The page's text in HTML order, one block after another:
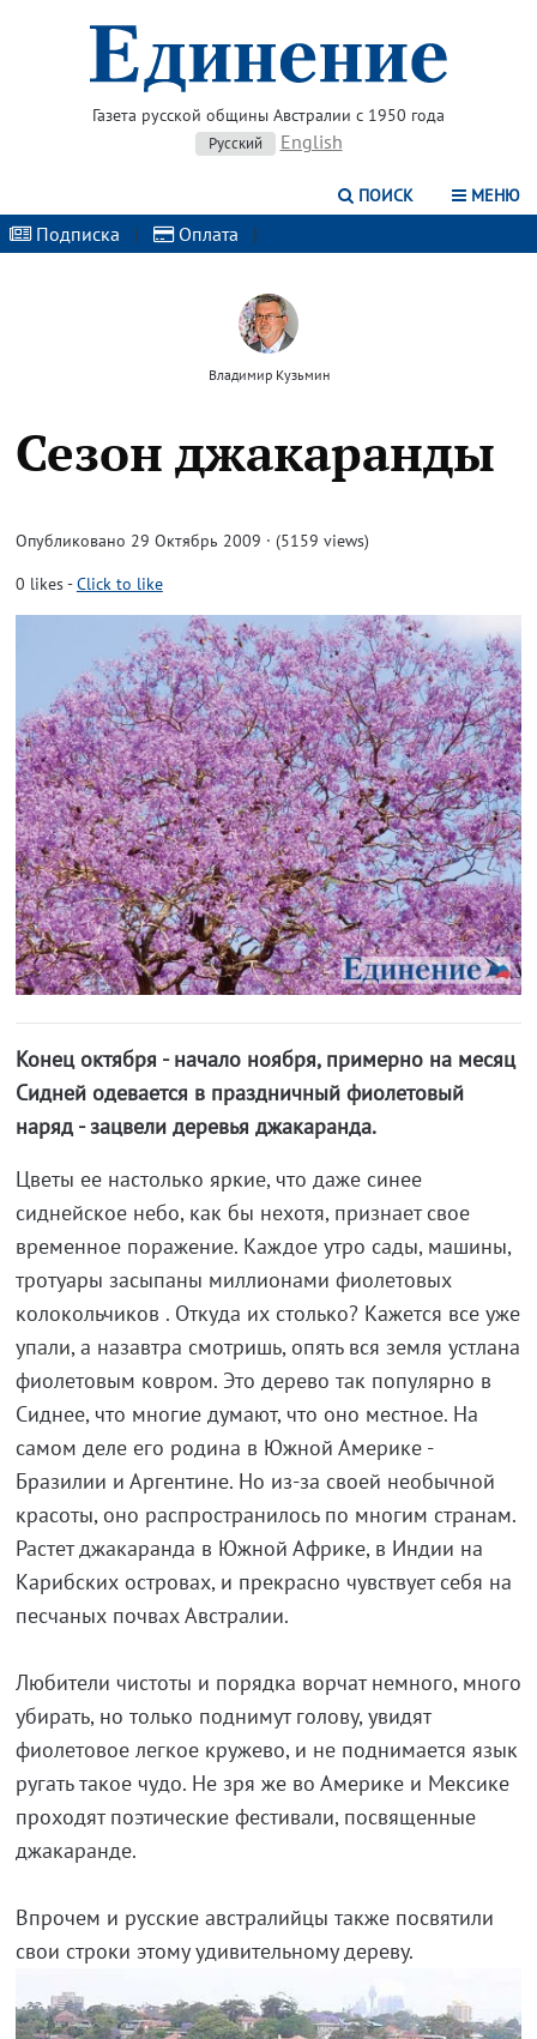
Газета русской общины Австралии с 1950 года
Русский English
ПОИСК МЕНЮ
Подписка | Оплата |
Владимир Кузьмин
Сезон джакаранды
Опубликовано 29 Октябрь 2009 · (5159 views)
0 likes-Click to like
Конец октября - начало ноября, примерно на месяц
Сидней одевается в праздничный фиолетовый
наряд - зацвели деревья джакаранда.
Цветы ее настолько яркие, что даже синее
сиднейское небо, как бы нехотя, признает свое
временное поражение. Каждое утро сады, машины,
тротуары засыпаны миллионами фиолетовых
колокольчиков . Откуда их столько? Кажется все уже
упали, а назавтра смотришь, опять вся земля устлана
фиолетовым ковром. Это дерево так популярно в
Сиднее, что многие думают, что оно местное. На
самом деле его родина в Южной Америке -
Бразилии и Аргентине. Но из-за своей необычной
красоты, оно распространилось по многим странам.
Растет джакаранда в Южной Африке, в Индии на
Карибских островах, и прекрасно чувствует себя на
песчаных почвах Австралии.
Любители чистоты и порядка ворчат немного, много
убирать, но только поднимут голову, увидят
фиолетовое легкое кружево, и не поднимается язык
ругать такое чудо. Не зря же во Америке и Мексике
проходят поэтические фестивали, посвященные
джакаранде.
Впрочем и русские австралийцы также посвятили
свои строки этому удивительному дереву.